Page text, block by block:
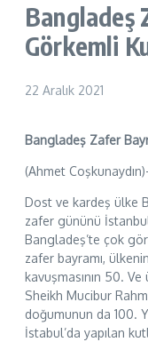
Bangladeş
Görkemli
22 Aralık 2021
Bangladeş Zafer
(Ahmet Coşkunaydın)-
Dost ve kardeş ülke
zafer gününü
Bangladeş’te çok
zafer bayramı, ülkenin
kavuşmasının 50.
Sheikh Mucibur
doğumunun da 100.
İstabul’da yapılan